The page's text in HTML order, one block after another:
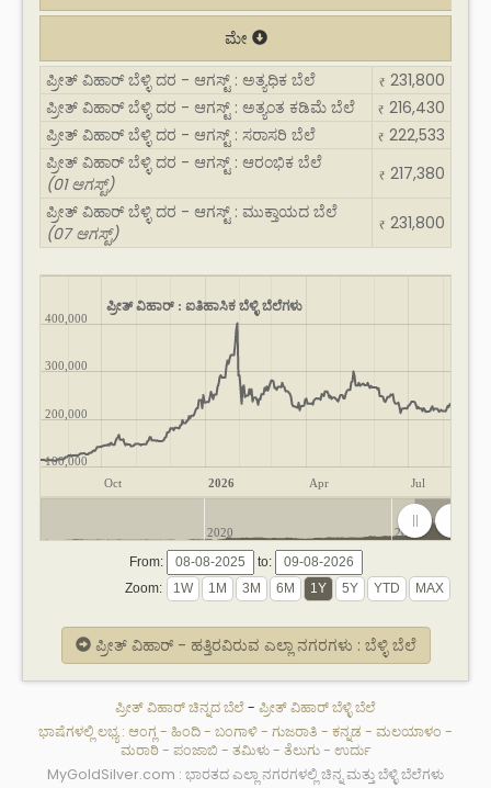
ಮೇ
ಪ್ರೀತ್ ವಿಹಾರ್ ಬೆಳ್ಳಿ ದರ - ಆಗಸ್ಟ್ : ಅತ್ಯಧಿಕ ಬೆಲೆ
₹ 231,800
ಪ್ರೀತ್ ವಿಹಾರ್ ಬೆಳ್ಳಿ ದರ - ಆಗಸ್ಟ್ : ಅತ್ಯಂತ ಕಡಿಮೆ ಬೆಲೆ
₹ 216,430
ಪ್ರೀತ್ ವಿಹಾರ್ ಬೆಳ್ಳಿ ದರ - ಆಗಸ್ಟ್ : ಸರಾಸರಿ ಬೆಲೆ
₹ 222,533
ಪ್ರೀತ್ ವಿಹಾರ್ ಬೆಳ್ಳಿ ದರ - ಆಗಸ್ಟ್ : ಆರಂಭಿಕ ಬೆಲೆ
(01 ಆಗಸ್ಟ್)
₹ 217,380
ಪ್ರೀತ್ ವಿಹಾರ್ ಬೆಳ್ಳಿ ದರ - ಆಗಸ್ಟ್ : ಮುಕ್ತಾಯದ ಬೆಲೆ
(07 ಆಗಸ್ಟ್)
₹ 231,800
ಪ್ರೀತ್ ವಿಹಾರ್ : ಐತಿಹಾಸಿಕ ಬೆಳ್ಳಿ ಬೆಲೆಗಳು
Oct 2026 Apr Jul
100,000
200,000
300,000
400,000
2020 2025
From:
to:
Zoom:
ಪ್ರೀತ್ ವಿಹಾರ್ - ಹತ್ತಿರವಿರುವ ಎಲ್ಲಾ ನಗರಗಳು : ಬೆಳ್ಳಿ ಬೆಲೆ
ಪ್ರೀತ್ ವಿಹಾರ್ ಚಿನ್ನದ ಬೆಲೆ- ಪ್ರೀತ್ ವಿಹಾರ್ ಬೆಳ್ಳಿ ಬೆಲೆ
ಭಾಷೆಗಳಲ್ಲಿ ಲಭ್ಯ : ಆಂಗ್ಲ - ಹಿಂದಿ- ಬಂಗಾಳಿ- ಗುಜರಾತಿ - ಕನ್ನಡ - ಮಲಯಾಳಂ -
ಮರಾಠಿ- ಪಂಜಾಬಿ - ತಮಿಳು- ತೆಲುಗು- ಉರ್ದು
MyGoldSilver.com : ಭಾರತದ ಎಲ್ಲಾ ನಗರಗಳಲ್ಲಿ ಚಿನ್ನ ಮತ್ತು ಬೆಳ್ಳಿ ಬೆಲೆಗಳು